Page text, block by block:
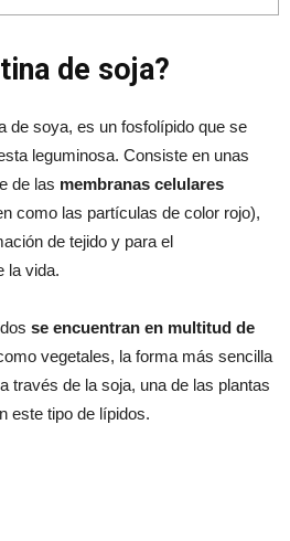
de soja?
de soya, es un fosfolípido que se
leguminosa. Consiste en unas
de las membranas celulares
como las partículas de color rojo),
de tejido y para el
la vida.
se encuentran en multitud de
vegetales, la forma más sencilla
través de la soja, una de las plantas
este tipo de lípidos.